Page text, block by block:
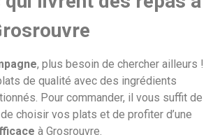
, plus besoin de chercher ailleurs !
de qualité avec des ingrédients
Pour commander, il vous suffit de
choisir vos plats et de profiter d’une
à Grosrouvre.